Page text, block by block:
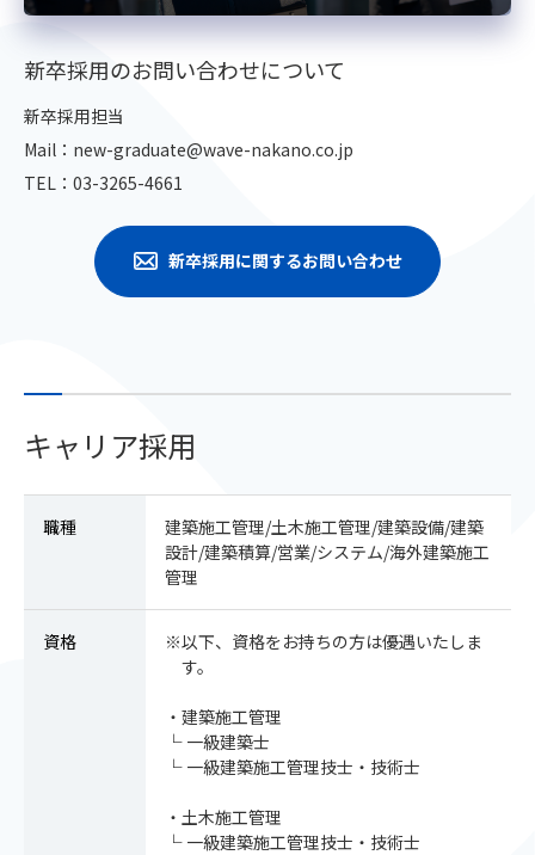
新卒採用のお問い合わせについて
新卒採用担当
Mail： new-graduate@wave-nakano.co.jp
TEL： 03-3265-4661
新卒採用に関するお問い合わせ
キャリア採用
職種
建築施工管理/土木施工管理/建築設備/建築
設計/建築積算/営業/システム/海外建築施工
管理
資格
※以下、資格をお持ちの方は優遇いたしま
す。
・建築施工管理
一級建築士
一級建築施工管理技士・技術士
・土木施工管理
一級建築施工管理技士・技術士